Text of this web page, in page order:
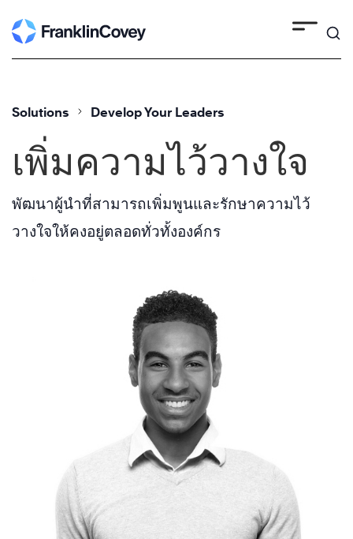
to
Solutions Develop Your Leaders
เพิ่มความไว้วางใจ
พัฒนาผู้นำที่สามารถเพิ่มพูนและรักษาความไว้
วางใจให้คงอยู่ตลอดทั่วทั้งองค์กร